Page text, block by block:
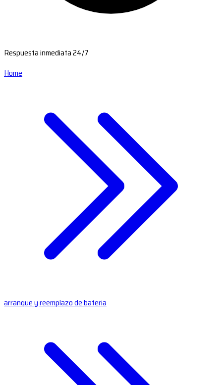
Respuesta inmediata 24/7
Home
arranque y reemplazo de bateria